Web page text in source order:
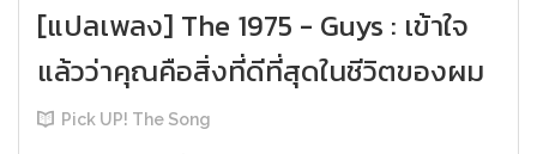
[แปลเพลง] The 1975 - Guys : เข้าใจ
แล้วว่าคุณคือสิ่งที่ดีที่สุดในชีวิตของผม
Pick UP! The Song